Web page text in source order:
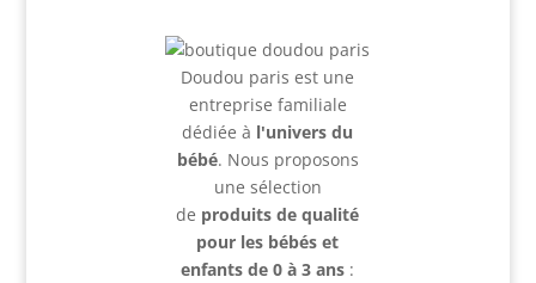
Doudou paris est une
entreprise familiale
dédiée à l'univers du
bébé. Nous proposons
une sélection
de produits de qualité
pour les bébés et
enfants de 0 à 3 ans :